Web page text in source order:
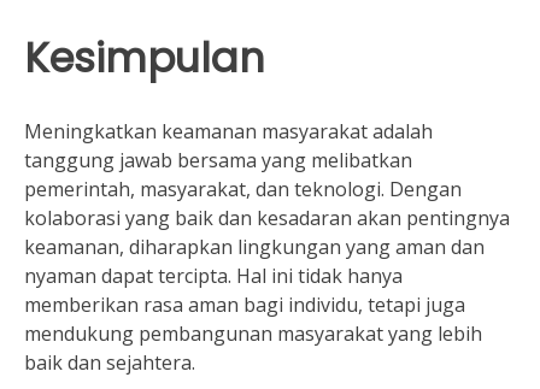
Kesimpulan
Meningkatkan keamanan masyarakat adalah
tanggung jawab bersama yang melibatkan
pemerintah, masyarakat, dan teknologi. Dengan
kolaborasi yang baik dan kesadaran akan pentingnya
keamanan, diharapkan lingkungan yang aman dan
nyaman dapat tercipta. Hal ini tidak hanya
memberikan rasa aman bagi individu, tetapi juga
mendukung pembangunan masyarakat yang lebih
baik dan sejahtera.